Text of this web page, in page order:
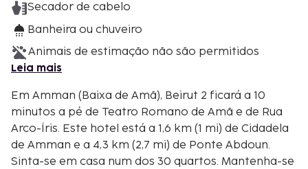
Secador de cabelo
Banheira ou chuveiro
Animais de estimação não são permitidos
Leia mais
Em Amman (Baixa de Amã), Beirut 2 ficará a 10
minutos a pé de Teatro Romano de Amã e de Rua
Arco-Íris. Este hotel está a 1,6 km (1 mi) de Cidadela
de Amman e a 4,3 km (2,7 mi) de Ponte Abdoun.
Sinta-se em casa num dos 30 quartos. Mantenha-se